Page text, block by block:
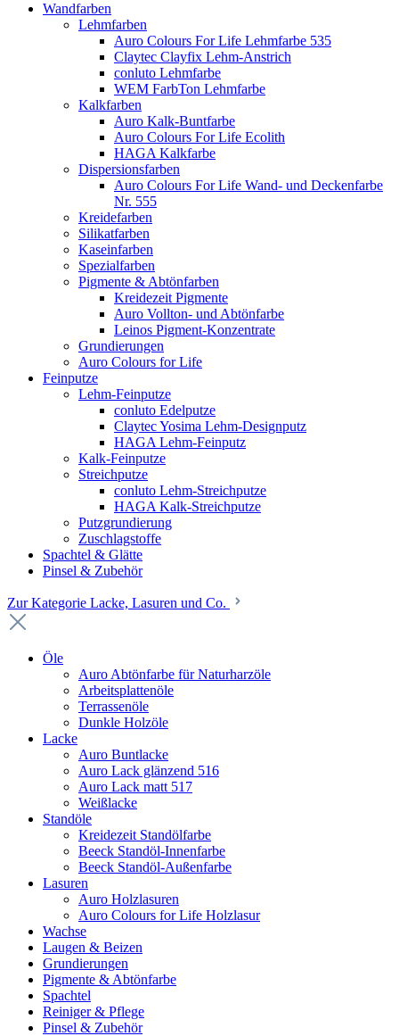
Wandfarben
Lehmfarben
Auro Colours For Life Lehmfarbe 535
Claytec Clayfix Lehm-Anstrich
conluto Lehmfarbe
WEM FarbTon Lehmfarbe
Kalkfarben
Auro Kalk-Buntfarbe
Auro Colours For Life Ecolith
HAGA Kalkfarbe
Dispersionsfarben
Auro Colours For Life Wand- und Deckenfarbe
Nr. 555
Kreidefarben
Silikatfarben
Kaseinfarben
Spezialfarben
Pigmente & Abtönfarben
Kreidezeit Pigmente
Auro Vollton- und Abtönfarbe
Leinos Pigment-Konzentrate
Grundierungen
Auro Colours for Life
Feinputze
Lehm-Feinputze
conluto Edelputze
Claytec Yosima Lehm-Designputz
HAGA Lehm-Feinputz
Kalk-Feinputze
Streichputze
conluto Lehm-Streichputze
HAGA Kalk-Streichputze
Putzgrundierung
Zuschlagstoffe
Spachtel & Glätte
Pinsel & Zubehör
Zur Kategorie Lacke, Lasuren und Co.
Öle
Auro Abtönfarbe für Naturharzöle
Arbeitsplattenöle
Terrassenöle
Dunkle Holzöle
Lacke
Auro Buntlacke
Auro Lack glänzend 516
Auro Lack matt 517
Weißlacke
Standöle
Kreidezeit Standölfarbe
Beeck Standöl-Innenfarbe
Beeck Standöl-Außenfarbe
Lasuren
Auro Holzlasuren
Auro Colours for Life Holzlasur
Wachse
Laugen & Beizen
Grundierungen
Pigmente & Abtönfarbe
Spachtel
Reiniger & Pflege
Pinsel & Zubehör